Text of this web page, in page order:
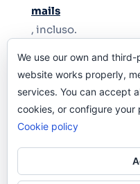
mails
, incluso.
Y si una persona no
le quiten el
We use our own and
website works properly,
services. You can accept
cookies, or configure your
Cookie policy